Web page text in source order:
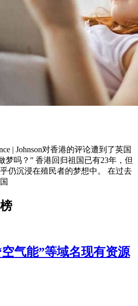
| Johnson对香港的评论遭到了英国
梦吗？” 香港回归祖国已有23年，但
仍沉浸在殖民者的梦想中。 在过去
气能”等域名现有资源